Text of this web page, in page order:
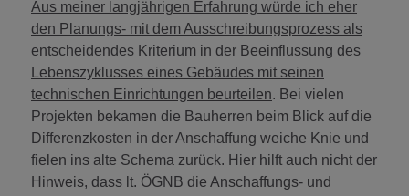
Aus meiner langjährigen Erfahrung würde ich eher
den Planungs- mit dem Ausschreibungsprozess als
entscheidendes Kriterium in der Beeinflussung des
Lebenszyklusses eines Gebäudes mit seinen
technischen Einrichtungen beurteilen. Bei vielen
Projekten bekamen die Bauherren beim Blick auf die
Differenzkosten in der Anschaffung weiche Knie und
fielen ins alte Schema zurück. Hier hilft auch nicht der
Hinweis, dass lt. ÖGNB die Anschaffungs- und